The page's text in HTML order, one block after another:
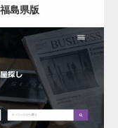
島県版
協会がコミュパ.com